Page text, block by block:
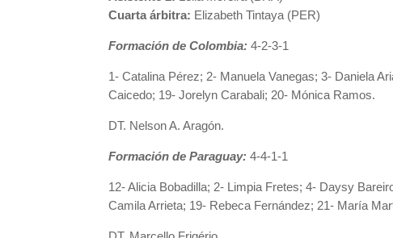
Cuarta árbitra: Elizabeth Tintaya (PER)
Formación de Colombia:4-2-3-1
1- Catalina Pérez; 2- Manuela Vanegas; 3- Daniela
Caicedo; 19- Jorelyn Carabali; 20- Mónica Ramos.
DT. Nelson A. Aragón.
Formación de Paraguay: 4-4-1-1
12- Alicia Bobadilla; 2- Limpia Fretes; 4- Daysy
Camila Arrieta; 19- Rebeca Fernández; 21- María